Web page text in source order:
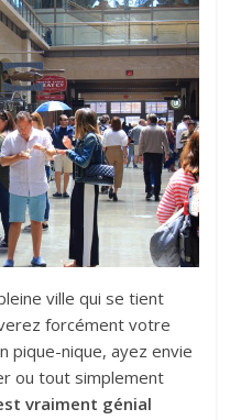
ville qui se tient
forcément votre
pique-nique, ayez envie
ou tout simplement
vraiment génial